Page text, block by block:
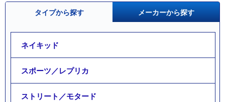
タイプから探す メーカーから探す
ネイキッド
スポーツ／レプリカ
ストリート／モタード